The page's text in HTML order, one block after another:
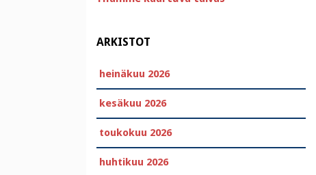
ARKISTOT
heinäkuu 2026
kesäkuu 2026
toukokuu 2026
huhtikuu 2026